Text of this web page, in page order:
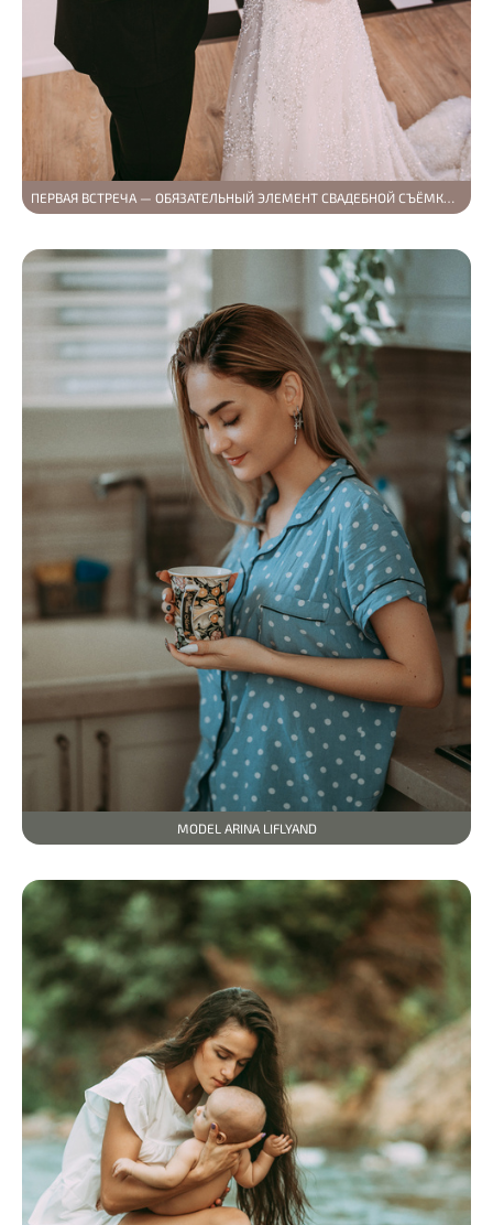
ПЕРВАЯ ВСТРЕЧА — ОБЯЗАТЕЛЬНЫЙ ЭЛЕМЕНТ СВАДЕБНОЙ СЪЁМКИ (EHAB И KATERYNA)
MODEL ARINA LIFLYAND